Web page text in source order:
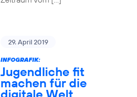
29. April 2019
INFOGRAFIK:
Jugendliche fit
machen für die
digitale Welt